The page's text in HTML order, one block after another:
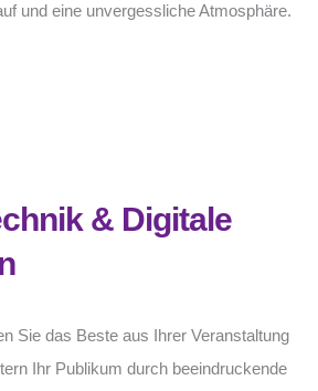
und eine unvergessliche Atmosphäre.
& Digitale
Sie das Beste aus Ihrer Veranstaltung
Ihr Publikum durch beeindruckende